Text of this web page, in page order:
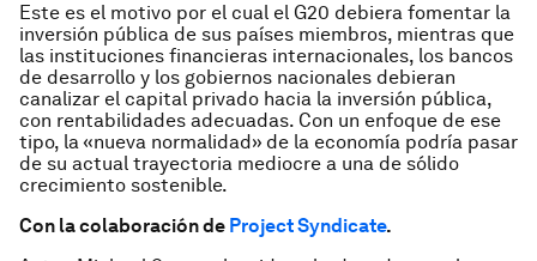
Este es el motivo por el cual el G20 debiera fomentar la
inversión pública de sus países miembros, mientras que
las instituciones financieras internacionales, los bancos
de desarrollo y los gobiernos nacionales debieran
canalizar el capital privado hacia la inversión pública,
con rentabilidades adecuadas. Con un enfoque de ese
tipo, la «nueva normalidad» de la economía podría pasar
de su actual trayectoria mediocre a una de sólido
crecimiento sostenible.
Con la colaboración de Project Syndicate.